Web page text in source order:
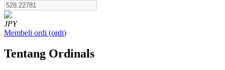
JPY
Membeli ordi (ordi)
Tentang Ordinals